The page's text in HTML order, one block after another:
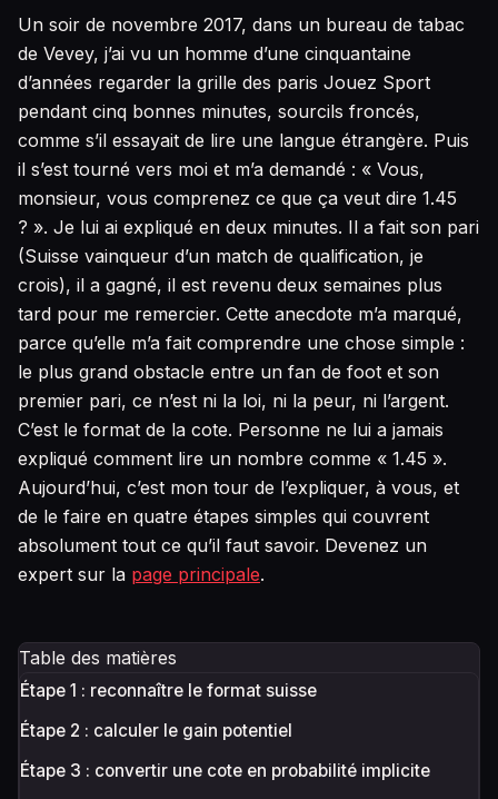
Un soir de novembre 2017, dans un bureau de tabac
de Vevey, j’ai vu un homme d’une cinquantaine
d’années regarder la grille des paris Jouez Sport
pendant cinq bonnes minutes, sourcils froncés,
comme s’il essayait de lire une langue étrangère. Puis
il s’est tourné vers moi et m’a demandé : « Vous,
monsieur, vous comprenez ce que ça veut dire 1.45
? ». Je lui ai expliqué en deux minutes. Il a fait son pari
(Suisse vainqueur d’un match de qualification, je
crois), il a gagné, il est revenu deux semaines plus
tard pour me remercier. Cette anecdote m’a marqué,
parce qu’elle m’a fait comprendre une chose simple :
le plus grand obstacle entre un fan de foot et son
premier pari, ce n’est ni la loi, ni la peur, ni l’argent.
C’est le format de la cote. Personne ne lui a jamais
expliqué comment lire un nombre comme « 1.45 ».
Aujourd’hui, c’est mon tour de l’expliquer, à vous, et
de le faire en quatre étapes simples qui couvrent
absolument tout ce qu’il faut savoir. Devenez un
expert sur la page principale.
Table des matières
Étape 1 : reconnaître le format suisse
Étape 2 : calculer le gain potentiel
Étape 3 : convertir une cote en probabilité implicite